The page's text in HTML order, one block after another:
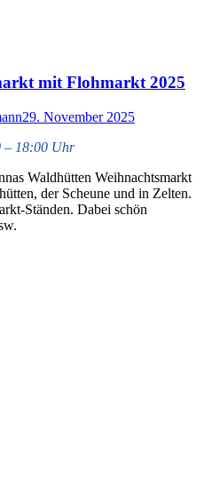
mit Flohmarkt 2025
29. November 2025
– 18:00 Uhr
Waldhütten Weihnachtsmarkt
der Scheune und in Zelten.
Ständen. Dabei schön